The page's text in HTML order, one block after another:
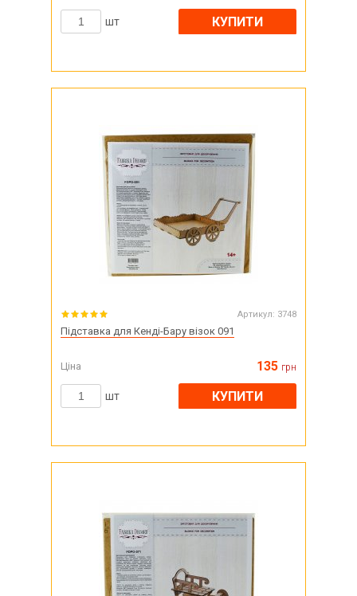
шт КУПИТИ
Артикул: 3748
Підставка для Кенді-Бару візок 091
Ціна 135 грн
шт КУПИТИ